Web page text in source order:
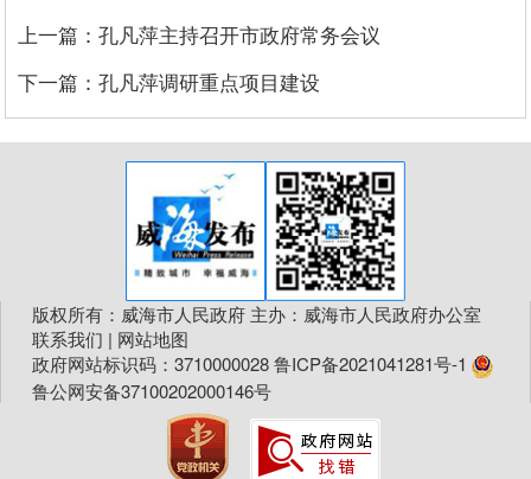
上一篇：孔凡萍主持召开市政府常务会议
下一篇：孔凡萍调研重点项目建设
版权所有：威海市人民政府 主办：威海市人民政府办公室
联系我们 | 网站地图
政府网站标识码：3710000028鲁ICP备2021041281号-1
鲁公网安备37100202000146号